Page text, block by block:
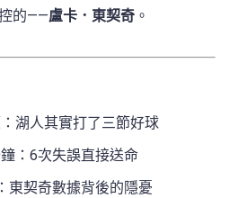
的——盧卡．東契奇 。
湖人其實打了三節好球
：6次失誤直接送命
東契奇數據背後的隱憂